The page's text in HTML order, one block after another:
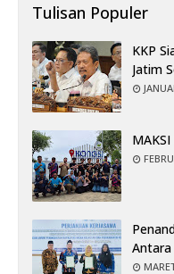
Tulisan Populer
KKP
Jatim